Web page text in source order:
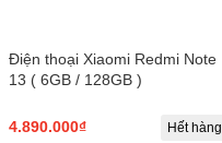
Điện thoại Xiaomi Redmi Note
13 ( 6GB / 128GB )
4.890.000₫ Hết hàng